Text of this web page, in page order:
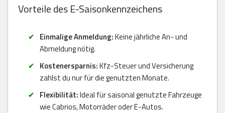
Vorteile des E-Saisonkennzeichens
Einmalige Anmeldung:Keine jährliche An- und
Abmeldung nötig.
Kostenersparnis:Kfz-Steuer und Versicherung
zahlst du nur für die genutzten Monate.
Flexibilität:Ideal für saisonal genutzte Fahrzeuge
wie Cabrios, Motorräder oder E-Autos.